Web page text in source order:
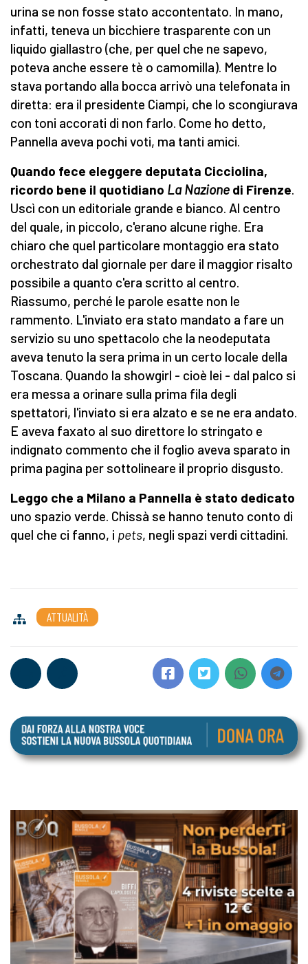
urina se non fosse stato accontentato. In mano,
infatti, teneva un bicchiere trasparente con un
liquido giallastro (che, per quel che ne sapevo,
poteva anche essere tè o camomilla). Mentre lo
stava portando alla bocca arrivò una telefonata in
diretta: era il presidente Ciampi, che lo scongiurava
con toni accorati di non farlo. Come ho detto,
Pannella aveva pochi voti, ma tanti amici.
Quando fece eleggere deputata Cicciolina,
ricordo bene il quotidiano La Nazione di Firenze.
Uscì con un editoriale grande e bianco. Al centro
del quale, in piccolo, c'erano alcune righe. Era
chiaro che quel particolare montaggio era stato
orchestrato dal giornale per dare il maggior risalto
possibile a quanto c'era scritto al centro.
Riassumo, perché le parole esatte non le
rammento. L'inviato era stato mandato a fare un
servizio su uno spettacolo che la neodeputata
aveva tenuto la sera prima in un certo locale della
Toscana. Quando la showgirl - cioè lei - dal palco si
era messa a orinare sulla prima fila degli
spettatori, l'inviato si era alzato e se ne era andato.
E aveva faxato al suo direttore lo stringato e
indignato commento che il foglio aveva sparato in
prima pagina per sottolineare il proprio disgusto.
Leggo che a Milano a Pannella è stato dedicato
uno spazio verde. Chissà se hanno tenuto conto di
quel che ci fanno, i pets, negli spazi verdi cittadini.
ATTUALITÀ